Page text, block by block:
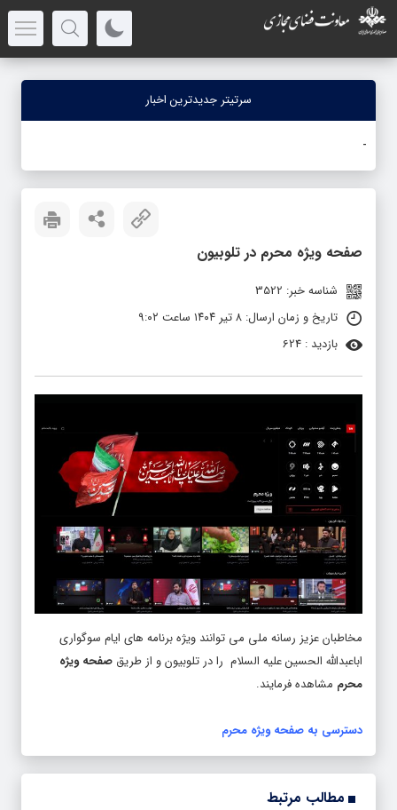
سرتیتر جدیدترین اخبار
جنگ
صفحه ویژه محرم در تلوبیون
شناسه خبر: 3522
تاریخ و زمان ارسال: ۸ تیر ۱۴۰۴ ساعت ۹:۰۲
بازدید : 624
مخاطبان عزیز رسانه ملی می توانند ویژه برنامه های ایام سوگواری
اباعبدالله الحسین علیه السلام را در تلوبیون و از طریق صفحه ویژه
محرم مشاهده فرمایند.
دسترسی به صفحه ویژه محرم
مطالب مرتبط